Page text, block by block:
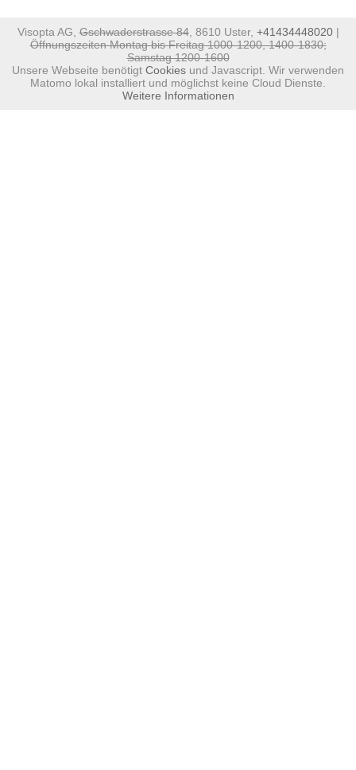
Visopta AG,Gschwaderstrasse 84, 8610 Uster, +41434448020|
Öffnungszeiten Montag bis Freitag 1000-1200, 1400-1830;
Samstag 1200-1600
Unsere Webseite benötigt Cookies und Javascript. Wir verwenden
Matomo lokal installiert und möglichst keine Cloud Dienste.
Weitere Informationen